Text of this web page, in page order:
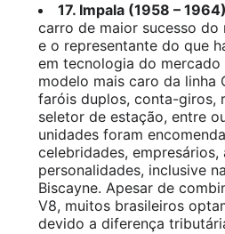
17. Impala (1958 – 1964)
carro de maior sucesso do
e o representante do que
em tecnologia do mercado
modelo mais caro da linha
faróis duplos, conta-giros,
seletor de estação, entre
unidades foram
celebridades, empresários,
personalidades, inclusive
Biscayne. Apesar de
V8, muitos brasileiros
devido a diferença